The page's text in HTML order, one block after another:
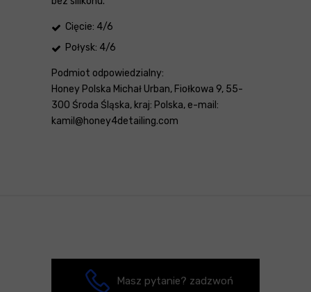
Cięcie: 4/6
Połysk: 4/6
Podmiot odpowiedzialny:
Honey Polska Michał Urban, Fiołkowa 9, 55-
300 Środa Śląska, kraj: Polska, e-mail:
kamil@honey4detailing.com
Masz pytanie? zadzwoń